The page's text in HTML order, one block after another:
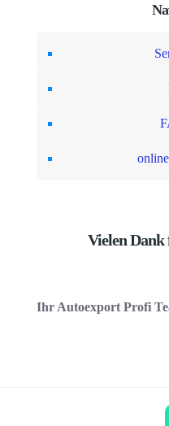
Vielen Dank
Ihr Autoexport Profi